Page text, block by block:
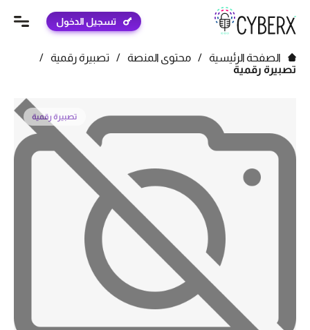
تسجيل الدخول
الصفحة الرئيسية / محتوى المنصة / تصبيرة رقمية
/
تصبيرة رقمية
تصبيرة رقمية